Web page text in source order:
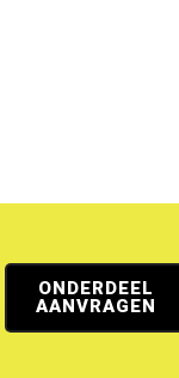
ONDERDEEL
AANVRAGEN